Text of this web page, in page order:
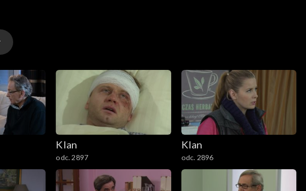
Klan
odc. 2897
Klan
odc. 2896